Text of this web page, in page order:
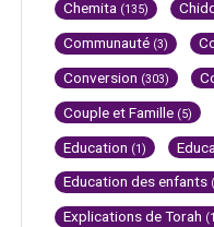
Chemita (135)
Communauté (3)
Conversion (303)
Couple et Famille (5)
Education (1)
Education des enfants
Explications de Torah